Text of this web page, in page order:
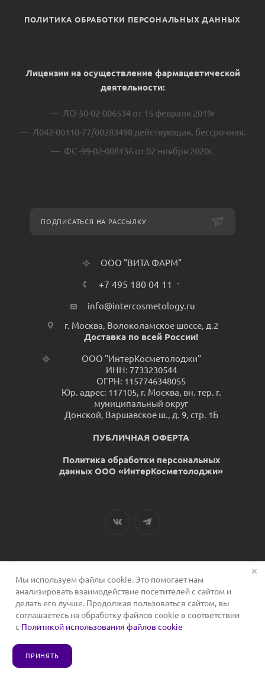
ПОЛИТИКА ОБРАБОТКИ ПЕРСОНАЛЬНЫХ ДАННЫХ
Лицензии на осуществление фармацевтической
деятельности:
ЛО-50-02-006534 от 15 февраля 2019г
Л042-00110-77/00283498 действующая, бессрочная.
ФС -99-02-008136 от 02 ноября 2020г.
ПОДПИСАТЬСЯ НА РАССЫЛКУ
ООО "ВИТА ФАРМ"
+7 495 180 04 11
info@intercosmetology.ru
г. Москва, Волоколамское шоссе, д.2
Доставка по всей России!
ООО "ИнтерКосметолоджи"
ИНН: 7733230544
ОГРН: 1157746348055
Юр. адрес: 117105, г. Москва, вн. тер. г.
муниципальный округ
Донской, Варшавское ш., д. 9, стр. 1Б
ПУБЛИЧНАЯ ОФЕРТА
Политика обработки персональных
данных ООО «ИнтерКосметолоджи»
2026 © Сервис для косметологов
Мы используем файлы cookie. Это помогает нам
анализировать взаимодействие посетителей с сайтом и
делать его лучше. Продолжая пользоваться сайтом, вы
соглашаетесь на обработку файлов cookie в соответствии
с Политикой использования файлов cookie
ПРИНЯТЬ